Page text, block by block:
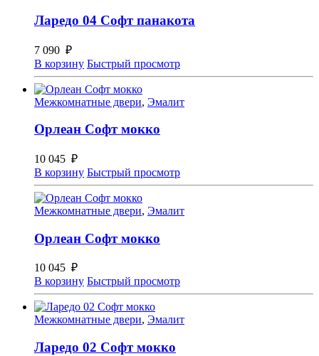
Ларедо 04 Софт панакота
7 090 ₽
В корзину Быстрый просмотр
Межкомнатные двери, Эмалит
Орлеан Софт мокко
10 045 ₽
В корзину Быстрый просмотр
Межкомнатные двери, Эмалит
Орлеан Софт мокко
10 045 ₽
В корзину Быстрый просмотр
Межкомнатные двери, Эмалит
Ларедо 02 Софт мокко